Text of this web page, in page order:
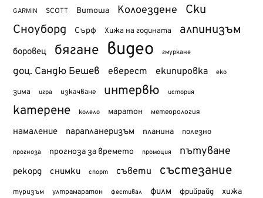
GARMIN SCOTT Витоша Колоездене Ски
Сноуборд Сърф Хижа на годината алпинизъм
боровец бягане видео гмуркане
доц. Сандю Бешев еверест екипировка еко
зима игра изкачване интервю история
катерене колело маратон метеорология
намаление парапланеризъм планина полезно
прогноза прогноза за времето промоция пътуване
рекорд снимки спорт съвети състезание
туризъм ултрамаратон фестивал филм фрийрайд хижа